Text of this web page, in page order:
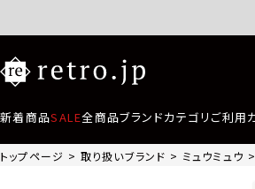
新着商品SALE全商品ブランドカテゴリ ご利用
トップページ 取り扱いブランド ミュウミュウ